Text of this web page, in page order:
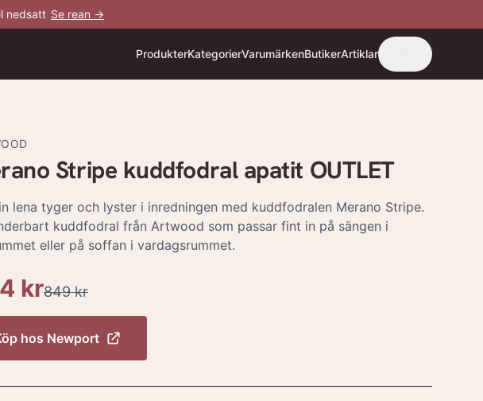
nedsatt Se rean →
ProdukterKategorierVarumärkenButikerArtiklar
Stripe kuddfodral apatit OUTLET
lena tyger och lyster i inredningen med kuddfodralen Merano Stripe.
kuddfodral från Artwood som passar fint in på sängen i
eller på soffan i vardagsrummet.
kr849 kr
hos Newport